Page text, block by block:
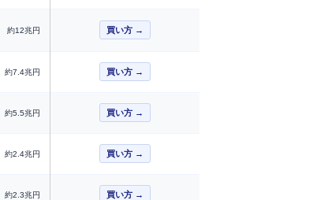
約12兆円 買い方 →
約7.4兆円 買い方 →
約5.5兆円 買い方 →
約2.4兆円 買い方 →
約2.3兆円 買い方 →